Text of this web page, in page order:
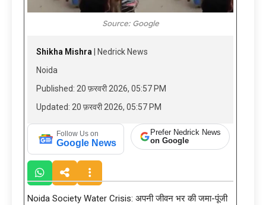
Source: Google
Shikha Mishra | Nedrick News
Noida
Published: 20 फ़रवरी 2026, 05:57 PM
Updated: 20 फ़रवरी 2026, 05:57 PM
Follow Us on
Google News
Prefer Nedrick News
on Google
Noida Society Water Crisis: अपनी जीवन भर की जमा-पूंजी